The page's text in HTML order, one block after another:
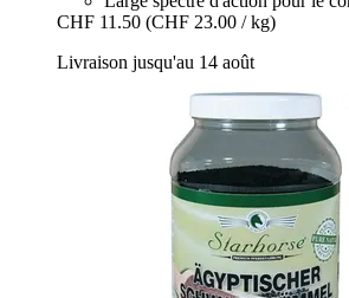
CHF 11.50 (CHF 23.00 / kg)
Livraison jusqu'au 14 août